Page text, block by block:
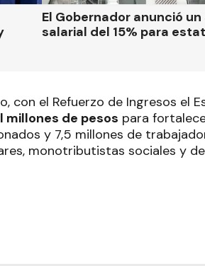
El Gobernador anunció
salarial del 15% para
con el Refuerzo de Ingresos el
millones de pesos para
y 7,5 millones de
monotributistas sociales y